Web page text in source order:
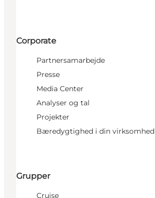
Corporate
Partnersamarbejde
Presse
Media Center
Analyser og tal
Projekter
Bæredygtighed i din virksomhed
Grupper
Cruise